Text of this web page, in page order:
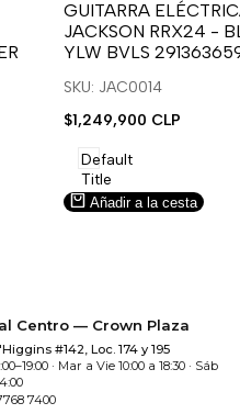
para
usar
la
lista
deseos.
para
usar
Compare
GUITARRA
JACKSON RRX24 -
YLW BVLS
SKU: JAC0014
Precio
venta
$1,249,900 CLP
Default
Title
Añadir a la cesta
Centro — Crown Plaza
#142, Loc. 174 y 195
· Mar a Vie 10:00 a 18:30 · Sáb
7400